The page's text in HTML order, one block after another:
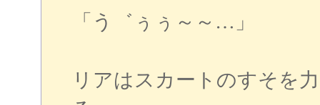
「う゛ぅぅ～～…」
リアはスカートのすそを